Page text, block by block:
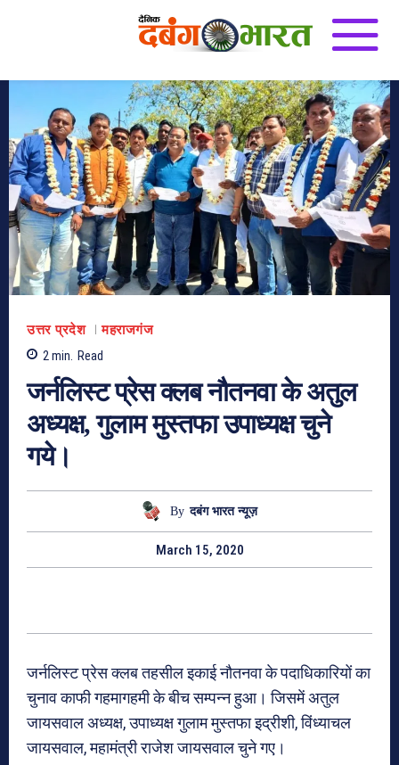
उत्तर प्रदेश
महराजगंज
2min. Read
जर्नलिस्ट प्रेस क्लब नौतनवा के अतुल
अध्यक्ष, गुलाम मुस्तफा उपाध्यक्ष चुने
गये।
By दबंग भारत न्यूज़
March 15, 2020
जर्नलिस्ट प्रेस क्लब तहसील इकाई नौतनवा के पदाधिकारियों का
चुनाव काफी गहमागहमी के बीच सम्पन्न हुआ। जिसमें अतुल
जायसवाल अध्यक्ष, उपाध्यक्ष गुलाम मुस्तफा इद्रीशी, विंध्याचल
जायसवाल, महामंत्री राजेश जायसवाल चुने गए।